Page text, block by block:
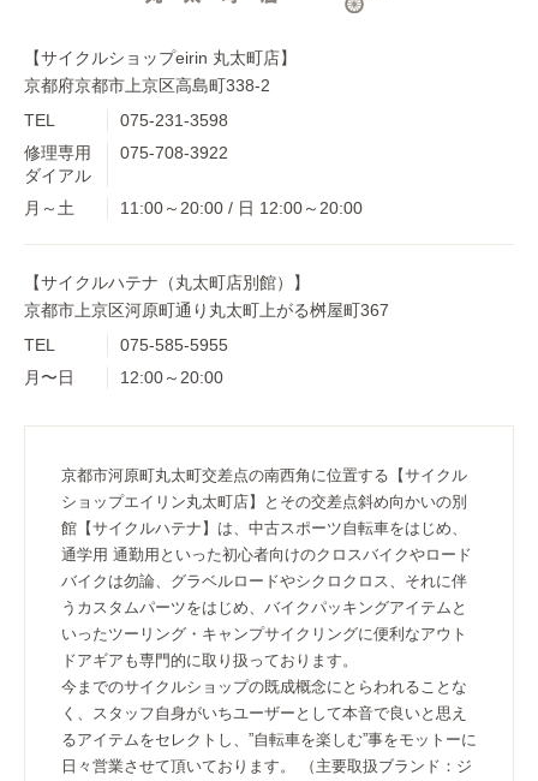
【サイクルショップeirin 丸太町店】
京都府京都市上京区高島町338-2
TEL
075-231-3598
修理専用
ダイアル
075-708-3922
月～土 11:00～20:00 / 日 12:00～20:00
【サイクルハテナ（丸太町店別館）】
京都市上京区河原町通り丸太町上がる桝屋町367
TEL
075-585-5955
月〜日
12:00～20:00
京都市河原町丸太町交差点の南西角に位置する【サイクル
ショップエイリン丸太町店】とその交差点斜め向かいの別
館【サイクルハテナ】は、中古スポーツ自転車をはじめ、
通学用 通勤用といった初心者向けのクロスバイクやロード
バイクは勿論、グラベルロードやシクロクロス、それに伴
うカスタムパーツをはじめ、バイクパッキングアイテムと
いったツーリング・キャンプサイクリングに便利なアウト
ドアギアも専門的に取り扱っております。
今までのサイクルショップの既成概念にとらわれることな
く、スタッフ自身がいちユーザーとして本音で良いと思え
るアイテムをセレクトし、”自転車を楽しむ”事をモットーに
日々営業させて頂いております。 （主要取扱ブランド：ジ